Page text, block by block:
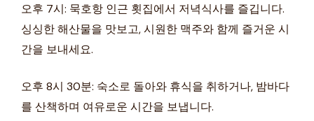
오후 7시: 묵호항 인근 횟집에서 저녁식사를 즐깁니다.
싱싱한 해산물을 맛보고, 시원한 맥주와 함께 즐거운 시
간을 보내세요.
오후 8시 30분: 숙소로 돌아와 휴식을 취하거나, 밤바다
를 산책하며 여유로운 시간을 보냅니다.